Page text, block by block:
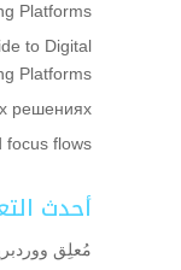
Platforms
to Digital
Platforms
решениях
focus flows
أحدث
مُعلِق